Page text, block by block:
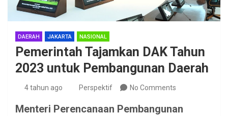
DAERAH JAKARTA NASIONAL
Pemerintah Tajamkan DAK Tahun
2023 untuk Pembangunan Daerah
4 tahun ago Perspektif No Comments
Menteri Perencanaan Pembangunan